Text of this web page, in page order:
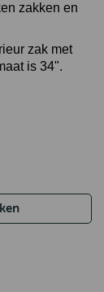
zakken en
zak met
is 34".